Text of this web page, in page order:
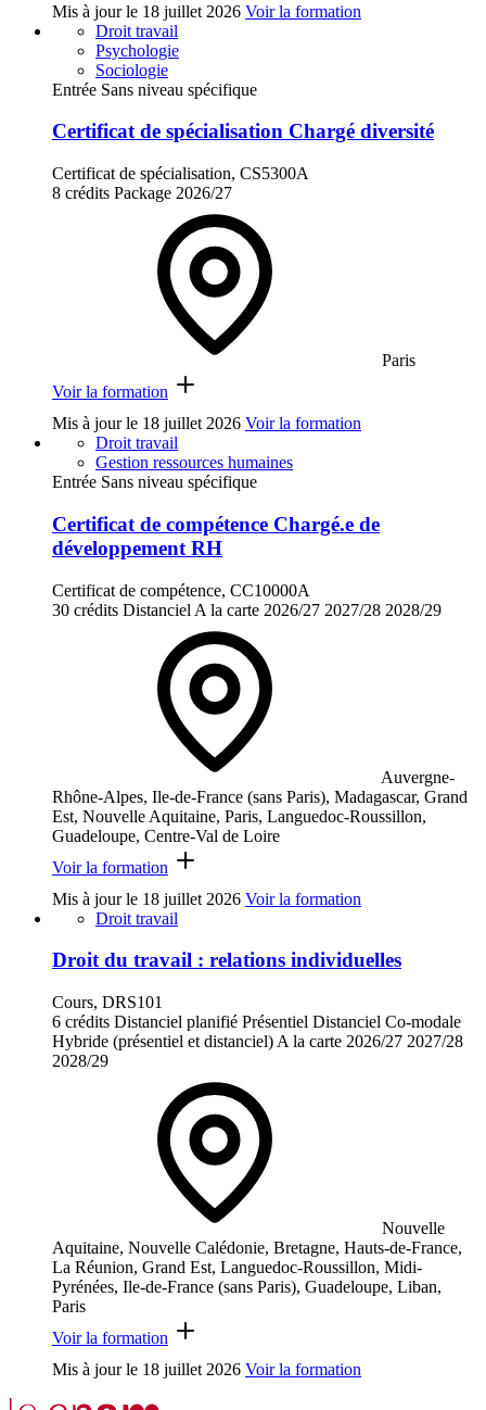
Mis à jour le 18 juillet 2026 Voir la formation
Droit travail
Psychologie
Sociologie
Entrée Sans niveau spécifique
Certificat de spécialisation Chargé diversité
Certificat de spécialisation, CS5300A
8 crédits Package 2026/27
Paris
Voir la formation
Mis à jour le 18 juillet 2026 Voir la formation
Droit travail
Gestion ressources humaines
Entrée Sans niveau spécifique
Certificat de compétence Chargé.e de
développement RH
Certificat de compétence, CC10000A
30 crédits Distanciel A la carte 2026/27 2027/28 2028/29
Auvergne-
Rhône-Alpes, Ile-de-France (sans Paris), Madagascar, Grand
Est, Nouvelle Aquitaine, Paris, Languedoc-Roussillon,
Guadeloupe, Centre-Val de Loire
Voir la formation
Mis à jour le 18 juillet 2026 Voir la formation
Droit travail
Droit du travail : relations individuelles
Cours, DRS101
6 crédits Distanciel planifié Présentiel Distanciel Co-modale
Hybride (présentiel et distanciel) A la carte 2026/27 2027/28
2028/29
Nouvelle
Aquitaine, Nouvelle Calédonie, Bretagne, Hauts-de-France,
La Réunion, Grand Est, Languedoc-Roussillon, Midi-
Pyrénées, Ile-de-France (sans Paris), Guadeloupe, Liban,
Paris
Voir la formation
Mis à jour le 18 juillet 2026 Voir la formation